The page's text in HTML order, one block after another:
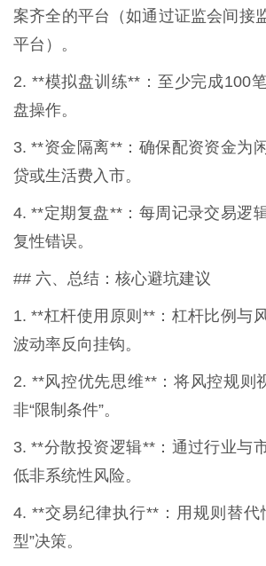
案齐全的平台（如通过证监会间接
平台）。
2. **模拟盘训练**：至少完成100
盘操作。
3. **资金隔离**：确保配资资金为
贷或生活费入市。
4. **定期复盘**：每周记录交易逻
复性错误。
## 六、总结：核心避坑建议
1. **杠杆使用原则**：杠杆比例与
波动率反向挂钩。
2. **风控优先思维**：将风控规则
非“限制条件”。
3. **分散投资逻辑**：通过行业与
低非系统性风险。
4. **交易纪律执行**：用规则替代
型”决策。